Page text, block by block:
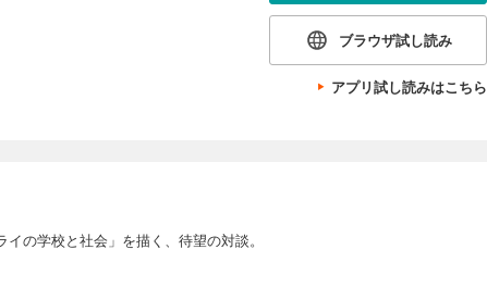
ブラウザ試し読み
アプリ試し読みはこちら
の学校と社会」を描く、待望の対談。